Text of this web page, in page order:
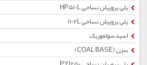
پلی پروپیلن نساجی HP510L
پلی پروپیلن نساجی 1102L
اسید سولفوریک
بنزن (COAL BASE)